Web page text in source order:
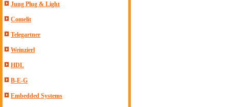
Jung Plug & Light
Comelit
Telegartner
Weinzierl
HDL
B-E-G
Embedded Systems